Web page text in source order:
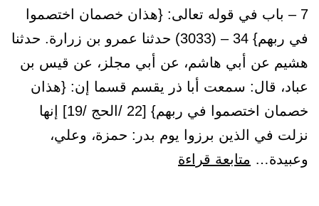
7 – باب في قوله تعالى: {هذان خصمان اختصموا
في ربهم} 34 – (3033) حدثنا عمرو بن زرارة. حدثنا
هشيم عن أبي هاشم، عن أبي مجلز، عن قيس بن
عباد، قال: سمعت أبا ذر يقسم قسما إن: {هذان
خصمان اختصموا في ربهم} [22 /الحج /19] إنها
نزلت في الذين برزوا يوم بدر: حمزة، وعلي،
وعبيدة… متابعة قراءة